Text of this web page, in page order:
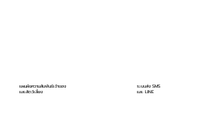
แผนผังความสัมพันธ์เจ้าของ
และสัตว์เลี้ยง
ระบบส่ง SMS
และ LINE